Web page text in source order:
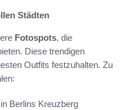
Städten
Fotospots, die
Diese trendigen
Outfits festzuhalten. Zu
Berlins Kreuzberg